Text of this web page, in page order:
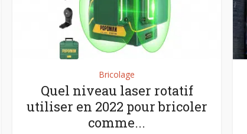
Bricolage
Quel niveau laser rotatif
utiliser en 2022 pour bricoler
comme...